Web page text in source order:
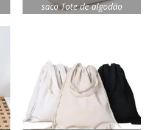
saco Tote de algodão